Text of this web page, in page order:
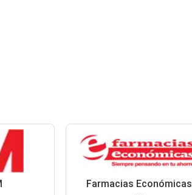
Farmacias Económicas